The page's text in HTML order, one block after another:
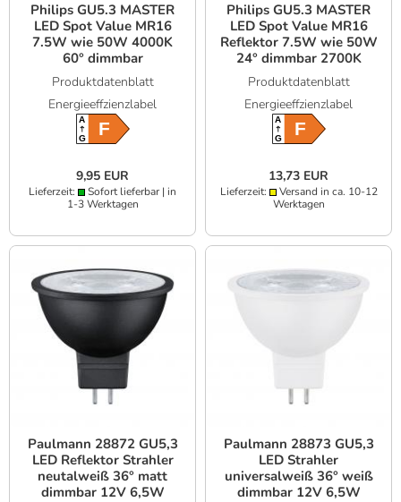
Philips GU5.3 MASTER
LED Spot Value MR16
7.5W wie 50W 4000K
60° dimmbar
Produktdatenblatt
Energieeffzienzlabel
A
GF
9,95 EUR
Lieferzeit:
Sofort lieferbar | in
1-3 Werktagen
Philips GU5.3 MASTER
LED Spot Value MR16
Reflektor 7.5W wie 50W
24° dimmbar 2700K
warmweißes Licht 90Ra
hohe Farbwiedergabe
Produktdatenblatt
Energieeffzienzlabel
A
GF
13,73 EUR
Lieferzeit:
Versand in ca. 10-12
Werktagen
Paulmann 28872 GU5,3
LED Reflektor Strahler
neutalweiß 36° matt
dimmbar 12V 6,5W
Paulmann 28873 GU5,3
LED Strahler
universalweiß 36° weiß
dimmbar 12V 6,5W